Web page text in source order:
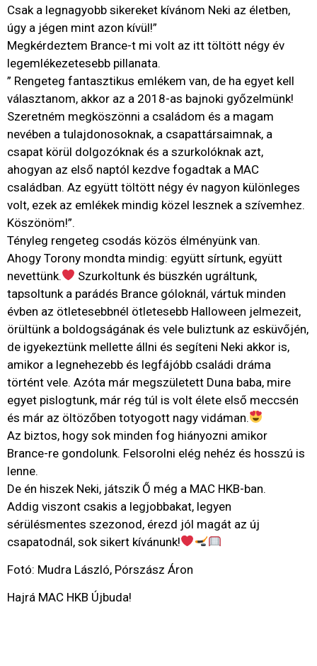
Csak a legnagyobb sikereket kívánom Neki az életben,
úgy a jégen mint azon kívül!”
Megkérdeztem Brance-t mi volt az itt töltött négy év
legemlékezetesebb pillanata.
” Rengeteg fantasztikus emlékem van, de ha egyet kell
választanom, akkor az a 2018-as bajnoki győzelmünk!
Szeretném megköszönni a családom és a magam
nevében a tulajdonosoknak, a csapattársaimnak, a
csapat körül dolgozóknak és a szurkolóknak azt,
ahogyan az első naptól kezdve fogadtak a MAC
családban. Az együtt töltött négy év nagyon különleges
volt, ezek az emlékek mindig közel lesznek a szívemhez.
Köszönöm!”.
Tényleg rengeteg csodás közös élményünk van.
Ahogy Torony mondta mindig: együtt sírtunk, együtt
nevettünk.
Szurkoltunk és büszkén ugráltunk,
tapsoltunk a parádés Brance góloknál, vártuk minden
évben az ötletesebbnél ötletesebb Halloween jelmezeit,
örültünk a boldogságának és vele buliztunk az esküvőjén,
de igyekeztünk mellette állni és segíteni Neki akkor is,
amikor a legnehezebb és legfájóbb családi dráma
történt vele. Azóta már megszületett Duna baba, mire
egyet pislogtunk, már rég túl is volt élete első meccsén
és már az öltözőben totyogott nagy vidáman.
Az biztos, hogy sok minden fog hiányozni amikor
Brance-re gondolunk. Felsorolni elég nehéz és hosszú is
lenne.
De én hiszek Neki, játszik Ő még a MAC HKB-ban.
Addig viszont csakis a legjobbakat, legyen
sérülésmentes szezonod, érezd jól magát az új
csapatodnál, sok sikert kívánunk!
Fotó: Mudra László, Pórszász Áron
Hajrá MAC HKB Újbuda!